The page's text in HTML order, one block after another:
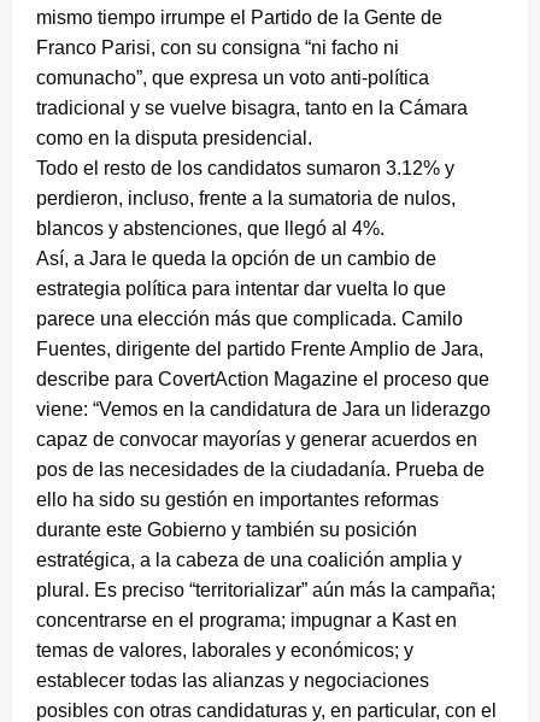
mismo tiempo irrumpe el Partido de la Gente de
Franco Parisi, con su consigna “ni facho ni
comunacho”, que expresa un voto anti-política
tradicional y se vuelve bisagra, tanto en la Cámara
como en la disputa presidencial.
Todo el resto de los candidatos sumaron 3.12% y
perdieron, incluso, frente a la sumatoria de nulos,
blancos y abstenciones, que llegó al 4%.
Así, a Jara le queda la opción de un cambio de
estrategia política para intentar dar vuelta lo que
parece una elección más que complicada. Camilo
Fuentes, dirigente del partido Frente Amplio de Jara,
describe para CovertAction Magazine el proceso que
viene: “Vemos en la candidatura de Jara un liderazgo
capaz de convocar mayorías y generar acuerdos en
pos de las necesidades de la ciudadanía. Prueba de
ello ha sido su gestión en importantes reformas
durante este Gobierno y también su posición
estratégica, a la cabeza de una coalición amplia y
plural. Es preciso “territorializar” aún más la campaña;
concentrarse en el programa; impugnar a Kast en
temas de valores, laborales y económicos; y
establecer todas las alianzas y negociaciones
posibles con otras candidaturas y, en particular, con el